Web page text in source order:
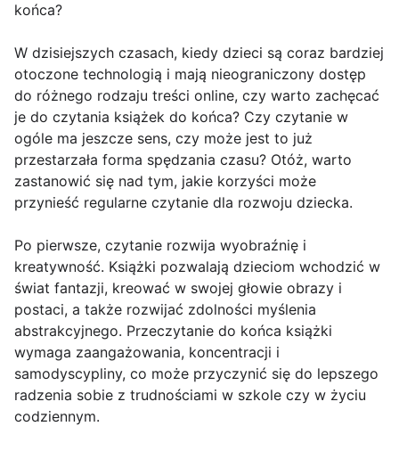
końca?
W dzisiejszych czasach, kiedy dzieci są coraz bardziej
otoczone technologią i mają nieograniczony dostęp
do różnego rodzaju treści online, czy warto zachęcać
je do czytania książek do końca? Czy czytanie w
ogóle ma jeszcze sens, czy może jest to już
przestarzała forma spędzania czasu? Otóż, warto
zastanowić się nad tym, jakie korzyści może
przynieść regularne czytanie dla rozwoju dziecka.
Po pierwsze, czytanie rozwija wyobraźnię i
kreatywność. Książki pozwalają dzieciom wchodzić w
świat fantazji, kreować w swojej głowie obrazy i
postaci, a także rozwijać zdolności myślenia
abstrakcyjnego. Przeczytanie do końca książki
wymaga zaangażowania, koncentracji i
samodyscypliny, co może przyczynić się do lepszego
radzenia sobie z trudnościami w szkole czy w życiu
codziennym.